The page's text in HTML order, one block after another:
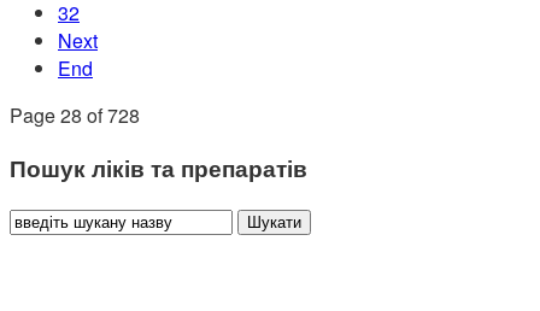
32
Next
End
Page 28 of 728
Пошук ліків та препаратів